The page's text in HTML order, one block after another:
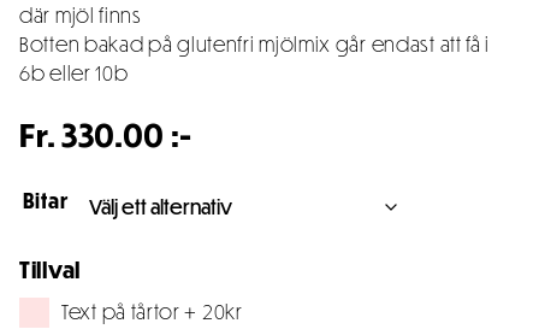
där mjöl finns
Botten bakad på glutenfri mjölmix går endast att få i
6b eller 10b
Fr.330.00 :-
Bitar
Tillval
Text på tårtor + 20kr